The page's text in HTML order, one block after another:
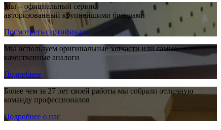
Мы – официальный сервис,
авторизованный крупнейшими брендами
Посмотреть сертификаты
Мы используем оригинальные запчасти или самые
качественные аналоги
Подробнее
Более чем за 27 лет своей работы мы собрали отличную
команду профессионалов
Подробнее о нас